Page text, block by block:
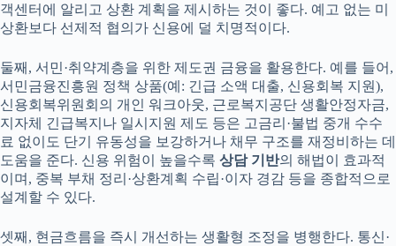
객센터에 알리고 상환 계획을 제시하는 것이 좋다. 예고 없는 미
상환보다 선제적 협의가 신용에 덜 치명적이다.
둘째, 서민·취약계층을 위한 제도권 금융을 활용한다. 예를 들어,
서민금융진흥원 정책 상품(예: 긴급 소액 대출, 신용회복 지원),
신용회복위원회의 개인 워크아웃, 근로복지공단 생활안정자금,
지자체 긴급복지나 일시지원 제도 등은 고금리·불법 중개 수수
료 없이도 단기 유동성을 보강하거나 채무 구조를 재정비하는 데
도움을 준다. 신용 위험이 높을수록 상담 기반의 해법이 효과적
이며, 중복 부채 정리·상환계획 수립·이자 경감 등을 종합적으로
설계할 수 있다.
셋째, 현금흐름을 즉시 개선하는 생활형 조정을 병행한다. 통신·